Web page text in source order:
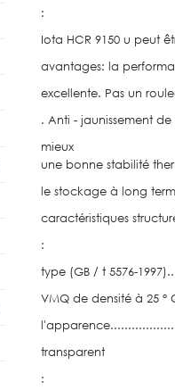
:
Iota HCR 9150 u peut
avantages: la
excellente. Pas un
. Anti - jaunissement
mieux
une bonne stabilité
le stockage à long
caractéristiques
:
type (GB / t 5576-
VMQ de densité à 25
transparent
: